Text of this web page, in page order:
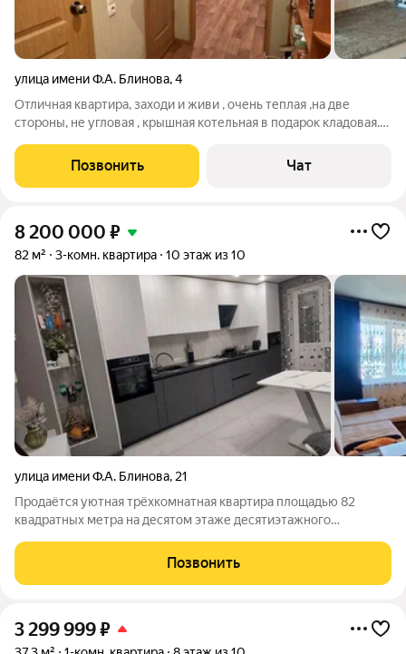
улица имени Ф.А. Блинова,4
Отличная квартира, заходи и живи , очень теплая ,на две
стороны, не угловая , крышная котельная в подарок кладовая.
Позвонить Чат
8 200 000 ₽
82 м² 3-комн. квартира 10 этаж из 10
улица имени Ф.А. Блинова, 21
Продаётся уютная трёхкомнатная квартира площадью 82
квадратных метра на десятом этаже десятиэтажного
на улице Блинова в городе Саратове, адрес объекта: Блинова
улица, 21. Квадратура указана
Позвонить
3 299 999₽